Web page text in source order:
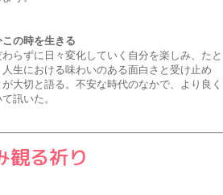
の時を生きる
らずに日々変化していく自分を楽しみ、たと
生における味わいのある面白さと受け止め
大切と語る。不安な時代のなかで、より良く
訊いた。
観る祈り